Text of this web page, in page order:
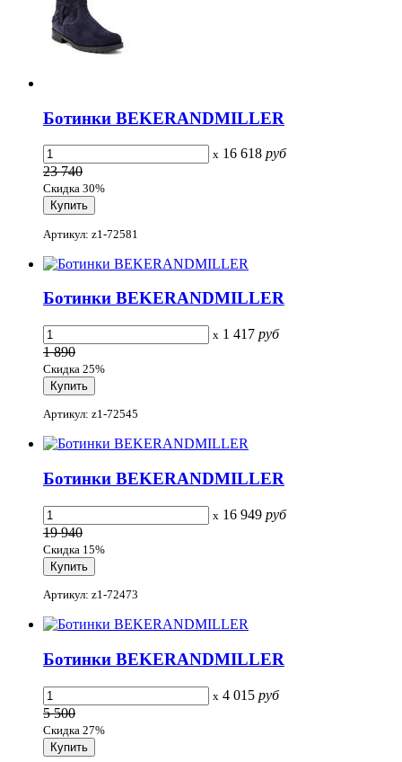
Ботинки BEKERANDMILLER
x 16 618 руб
23 740
Скидка 30%
Артикул: z1-72581
Ботинки BEKERANDMILLER
x 1 417 руб
1 890
Скидка 25%
Артикул: z1-72545
Ботинки BEKERANDMILLER
x 16 949 руб
19 940
Скидка 15%
Артикул: z1-72473
Ботинки BEKERANDMILLER
x 4 015 руб
5 500
Скидка 27%